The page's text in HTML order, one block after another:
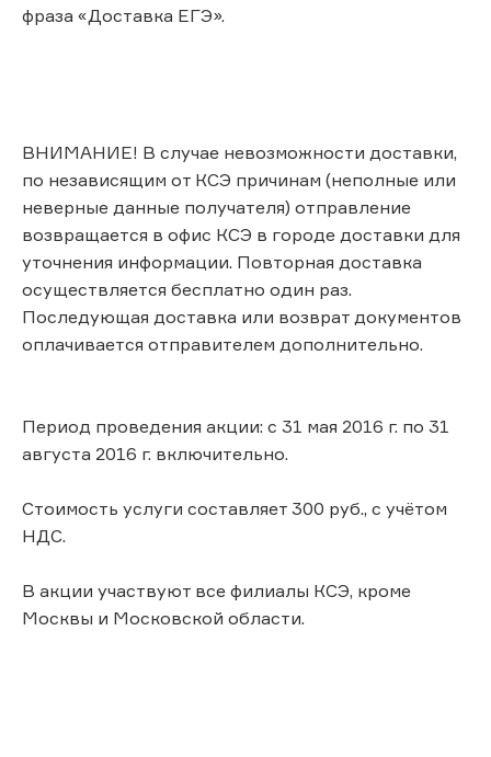
фраза «Доставка ЕГЭ».
ВНИМАНИЕ! В случае невозможности доставки,
по независящим от КСЭ причинам (неполные или
неверные данные получателя) отправление
возвращается в офис КСЭ в городе доставки для
уточнения информации. Повторная доставка
осуществляется бесплатно один раз.
Последующая доставка или возврат документов
оплачивается отправителем дополнительно.
Период проведения акции: с 31 мая 2016 г. по 31
августа 2016 г. включительно.
Стоимость услуги составляет 300 руб., с учётом
НДС.
В акции участвуют все филиалы КСЭ, кроме
Москвы и Московской области.